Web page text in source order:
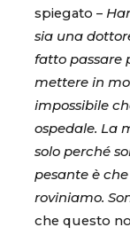
spiegato –
sia una
fatto passare
mettere in
impossibile
ospedale. La
solo perché
pesante è
roviniamo.
che questo